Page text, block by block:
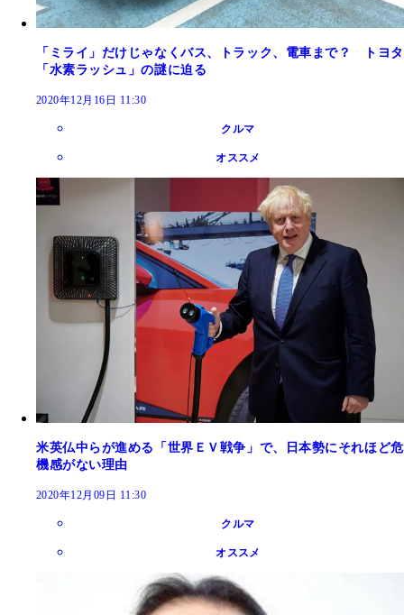
「ミライ」だけじゃなくバス、トラック、電車まで？ トヨタ
「水素ラッシュ」の謎に迫る
2020年12月16日 11:30
クルマ
オススメ
米英仏中らが進める「世界ＥＶ戦争」で、日本勢にそれほど危
機感がない理由
2020年12月09日 11:30
クルマ
オススメ